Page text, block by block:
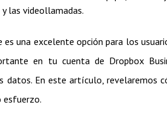
las videollamadas.
es una excelente opción para los
en tu cuenta de Dropbox
datos. En este artículo, revelaremos
esfuerzo.